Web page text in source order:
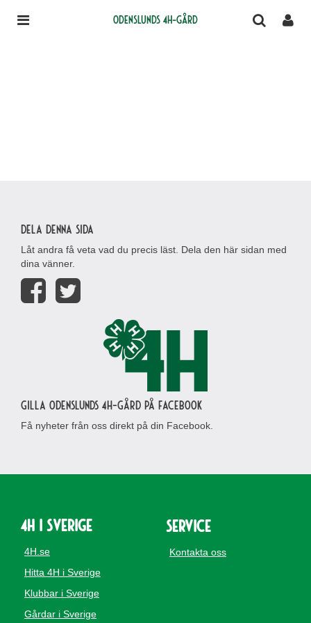
Odenslunds 4H-gård
Dela denna sida
Låt andra få veta vad du precis läst. Dela den här sidan med
dina vänner.
Gilla Odenslunds 4H-gård på Facebook
Få nyheter från oss direkt på din Facebook.
4H i Sverige
4H.se
Hitta 4H i Sverige
Klubbar i Sverige
Gårdar i Sverige
Service
Kontakta oss